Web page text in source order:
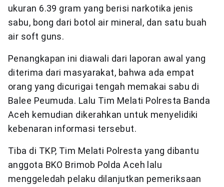
ukuran 6.39 gram yang berisi narkotika jenis
sabu, bong dari botol air mineral, dan satu buah
air soft guns.
Penangkapan ini diawali dari laporan awal yang
diterima dari masyarakat, bahwa ada empat
orang yang dicurigai tengah memakai sabu di
Balee Peumuda. Lalu Tim Melati Polresta Banda
Aceh kemudian dikerahkan untuk menyelidiki
kebenaran informasi tersebut.
Tiba di TKP, Tim Melati Polresta yang dibantu
anggota BKO Brimob Polda Aceh lalu
menggeledah pelaku dilanjutkan pemeriksaan